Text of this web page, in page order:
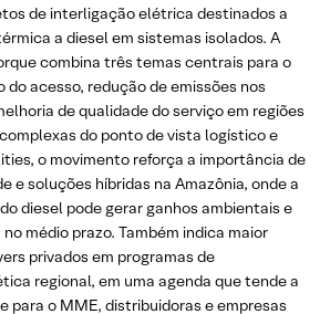
de interligação elétrica destinados a
a diesel em sistemas isolados. A
combina três temas centrais para o
acesso, redução de emissões nos
de qualidade do serviço em regiões
do ponto de vista logístico e
o movimento reforça a importância de
e soluções híbridas na Amazônia, onde a
diesel pode gerar ganhos ambientais e
médio prazo. Também indica maior
privados em programas de
regional, em uma agenda que tende a
para o MME, distribuidoras e empresas